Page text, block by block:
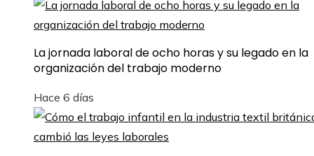
La jornada laboral de ocho horas y su legado en la
organización del trabajo moderno
Hace 6 días